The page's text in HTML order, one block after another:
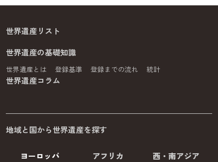
世界遺産リスト
世界遺産の基礎知識
世界遺産とは 登録基準 登録までの流れ 統計
世界遺産コラム
地域と国から世界遺産を探す
ヨーロッパ アフリカ 西・南アジア